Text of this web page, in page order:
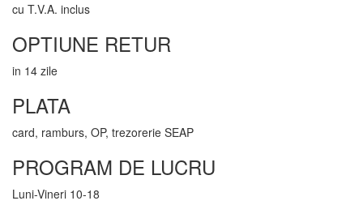
cu T.V.A. inclus
OPTIUNE RETUR
in 14 zile
PLATA
card, ramburs, OP, trezorerie SEAP
PROGRAM DE LUCRU
Luni-Vineri 10-18